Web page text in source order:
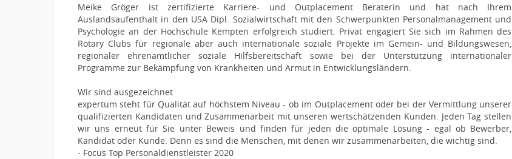
Meike Gröger ist zertifizierte Karriere- und Outplacement Beraterin und hat nach Ihrem
Auslandsaufenthalt in den USA Dipl. Sozialwirtschaft mit den Schwerpunkten Personalmanagement und
Psychologie an der Hochschule Kempten erfolgreich studiert. Privat engagiert Sie sich im Rahmen des
Rotary Clubs für regionale aber auch internationale soziale Projekte im Gemein- und Bildungswesen,
regionaler ehrenamtlicher soziale Hilfsbereitschaft sowie bei der Unterstützung internationaler
Programme zur Bekämpfung von Krankheiten und Armut in Entwicklungsländern.
Wir sind ausgezeichnet
expertum steht für Qualität auf höchstem Niveau - ob im Outplacement oder bei der Vermittlung unserer
qualifizierten Kandidaten und Zusammenarbeit mit unseren wertschätzenden Kunden. Jeden Tag stellen
wir uns erneut für Sie unter Beweis und finden für jeden die optimale Lösung - egal ob Bewerber,
Kandidat oder Kunde. Denn es sind die Menschen, mit denen wir zusammenarbeiten, die wichtig sind.
- Focus Top Personaldienstleister 2020